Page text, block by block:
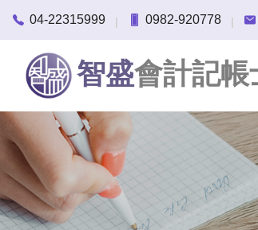
04-22315999 | 0982-920778 |
智盛會計記帳